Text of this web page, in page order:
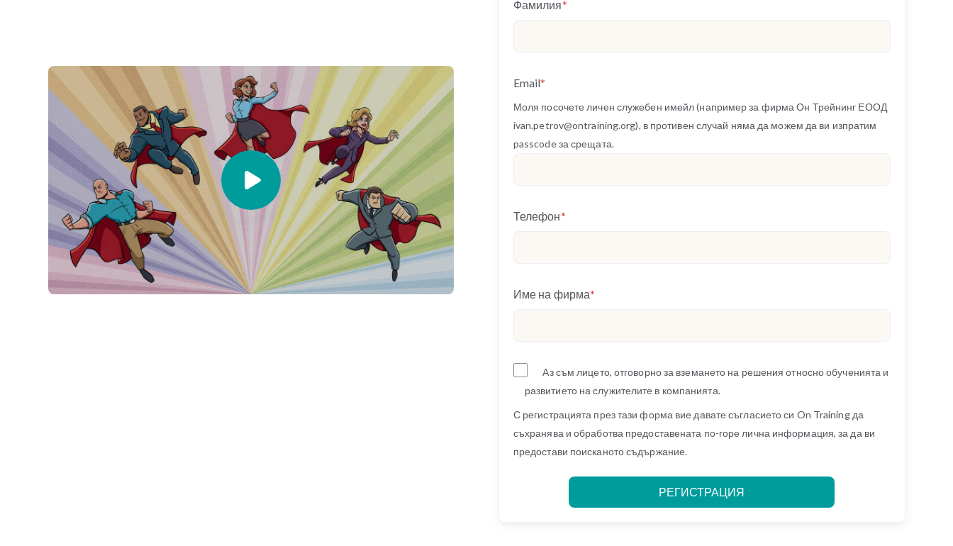
Фамилия*
Email*
Моля посочете личен служебен имейл (например за фирма Он Трейнинг ЕООД
ivan.petrov@ontraining.org), в противен случай няма да можем да ви изпратим
passcode за срещата.
Телефон*
Име на фирма*
Аз съм лицето, отговорно за вземането на решения относно обученията и
развитието на служителите в компанията.
С регистрацията през тази форма вие давате съгласието си On Training да
съхранява и обработва предоставената по-горе лична информация, за да ви
предостави поисканото съдържание.